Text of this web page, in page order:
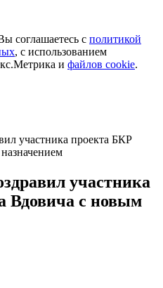
соглашаетесь с политикой
, с использованием
и файлов cookie.
участника проекта БКР
участника
Вдовича с новым